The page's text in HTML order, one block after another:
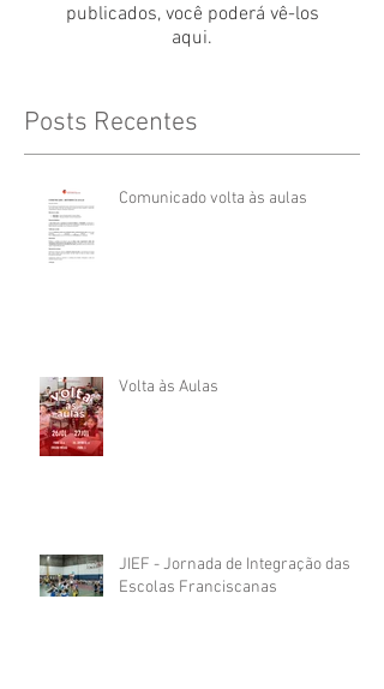
publicados, você poderá vê-los
aqui.
Posts Recentes
Comunicado volta às aulas
Volta às Aulas
JIEF - Jornada de Integração das
Escolas Franciscanas